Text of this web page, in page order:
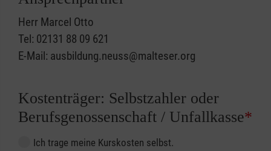
Herr Marcel Otto
Tel: 02131 88 09 621
E-Mail: ausbildung.neuss@malteser.org
Kostenträger: Selbstzahler oder
Berufsgenossenschaft / Unfallkasse*
Ich trage meine Kurskosten selbst.